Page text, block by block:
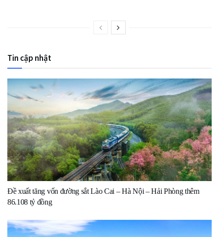
Tin cập nhật
Đề xuất tăng vốn đường sắt Lào Cai – Hà Nội – Hải Phòng thêm
86.108 tỷ đồng